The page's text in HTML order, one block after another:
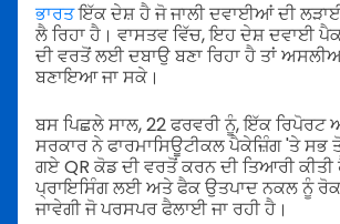
ਭਾਰਤਇੱਕ ਦੇਸ਼ ਹੈ ਜੋ ਜਾਲੀ ਦਵਾਈਆਂ ਦੀ
ਲੈ ਰਿਹਾ ਹੈ। ਵਾਸਤਵ ਵਿੱਚ, ਇਹ ਦੇਸ਼ ਦਵਾਈ
ਦੀ ਵਰਤੋਂ ਲਈ ਦਬਾਉ ਬਣਾ ਰਿਹਾ ਹੈ ਤਾਂ
ਬਣਾਇਆ ਜਾ ਸਕੇ।
ਬਸ ਪਿਛਲੇ ਸਾਲ, 22 ਫਰਵਰੀ ਨੂੰ, ਇੱਕ ਰਿਪੋਰਟ
ਸਰਕਾਰ ਨੇ ਫਾਰਮਾਸਿਊਟੀਕਲ ਪੈਕੇਜ਼ਿੰਗ 'ਤੇ ਸਭ
ਗਏ QR ਕੋਡ ਦੀ ਵਰਤੋਂ ਕਰਨ ਦੀ ਤਿਆਰੀ
ਪ੍ਰਾਇਸਿੰਗ ਲਈ ਅਤੇ ਫੈਕ ਉਤਪਾਦ ਨਕਲ ਨੂੰ
ਜਾਵੇਗੀ ਜੋ ਪਰਸਪਰ ਫੈਲਾਈ ਜਾ ਰਹੀ ਹੈ।